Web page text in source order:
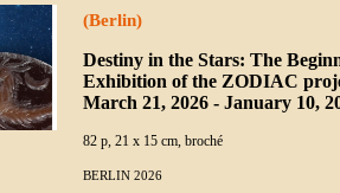
(Berlin)
Destiny in the Stars: The
Exhibition of the ZODIAC
March 21, 2026 - January 10,
82 p, 21 x 15 cm, broché
BERLIN 2026